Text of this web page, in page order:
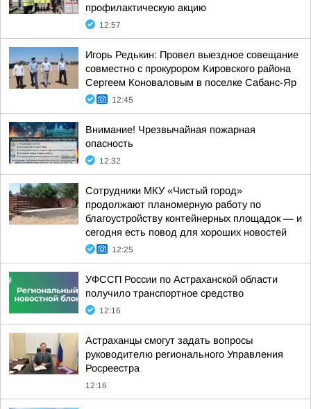
профилактическую акцию
12:57
Игорь Редькин: Провел выездное совещание
совместно с прокурором Кировского района
Сергеем Коноваловым в поселке Сабанс-Яр
12:45
Внимание! Чрезвычайная пожарная
опасность
12:32
Сотрудники МКУ «Чистый город»
продолжают планомерную работу по
благоустройству контейнерных площадок — и
сегодня есть повод для хороших новостей
12:25
УФССП России по Астраханской области
получило транспортное средство
12:16
Астраханцы смогут задать вопросы
руководителю регионального Управления
Росреестра
12:16